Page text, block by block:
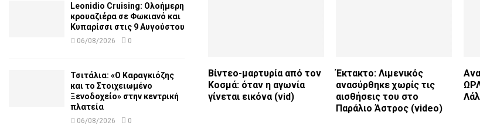
Βίντεο-μαρτυρία από τον
Κοσμά: όταν η αγωνία
γίνεται εικόνα (vid)
Έκτακτο: Λιμενικός
ανασύρθηκε χωρίς τις
αισθήσεις του στο
Παράλιο Άστρος (video)
Leonidio Cruising: Ολοήμερη
κρουαζιέρα σε Φωκιανό και
Κυπαρίσσι στις 9 Αυγούστου
06/08/2026 0
Τσιτάλια: «Ο Καραγκιόζης
και το Στοιχειωμένο
Ξενοδοχείο» στην κεντρική
πλατεία
06/08/2026 0